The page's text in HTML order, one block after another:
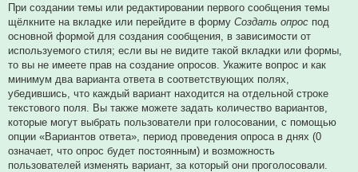
При создании темы или редактировании первого сообщения темы
щёлкните на вкладке или перейдите в форму Создать опрос под
основной формой для создания сообщения, в зависимости от
используемого стиля; если вы не видите такой вкладки или формы,
то вы не имеете прав на создание опросов. Укажите вопрос и как
минимум два варианта ответа в соответствующих полях,
убедившись, что каждый вариант находится на отдельной строке
текстового поля. Вы также можете задать количество вариантов,
которые могут выбрать пользователи при голосовании, с помощью
опции «Вариантов ответа», период проведения опроса в днях (0
означает, что опрос будет постоянным) и возможность
пользователей изменять вариант, за который они проголосовали.